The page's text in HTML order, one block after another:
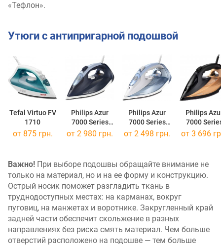
«Тефлон».
Утюги с антипригарной подошвой
Tefal Virtuo FV
1710
Philips Azur
7000 Series
DST 7030
Philips Azur
7000 Series
DST 7011
Philips
7000
DST 7040
от 875 грн. от 2 980 грн. от 2 498 грн. от 3 696
Важно! При выборе подошвы обращайте внимание не
только на материал, но и на ее форму и конструкцию.
Острый носик поможет разгладить ткань в
труднодоступных местах: на карманах, вокруг
пуговиц, на манжетах и воротнике. Закругленный край
задней части обеспечит скольжение в разных
направлениях без риска смять материал. Чем больше
отверстий расположено на подошве — тем больше